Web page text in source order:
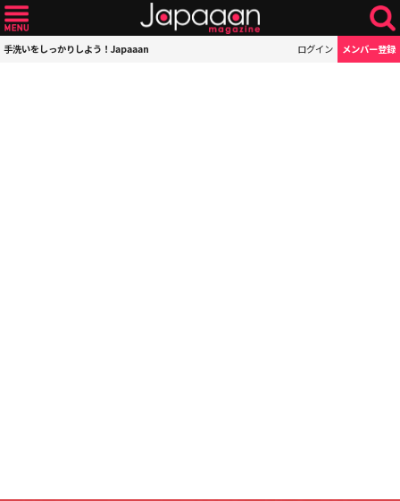
手洗いをしっかりしよう！Japaaan ログイン メンバー登録